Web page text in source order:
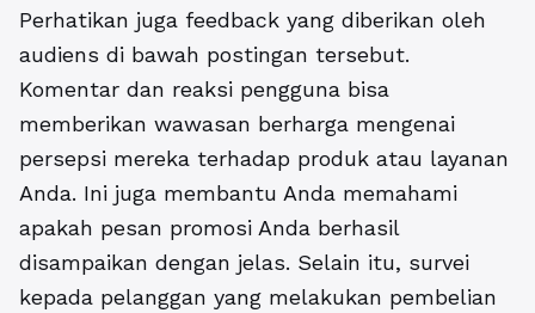
Perhatikan juga feedback yang diberikan oleh
audiens di bawah postingan tersebut.
Komentar dan reaksi pengguna bisa
memberikan wawasan berharga mengenai
persepsi mereka terhadap produk atau layanan
Anda. Ini juga membantu Anda memahami
apakah pesan promosi Anda berhasil
disampaikan dengan jelas. Selain itu, survei
kepada pelanggan yang melakukan pembelian